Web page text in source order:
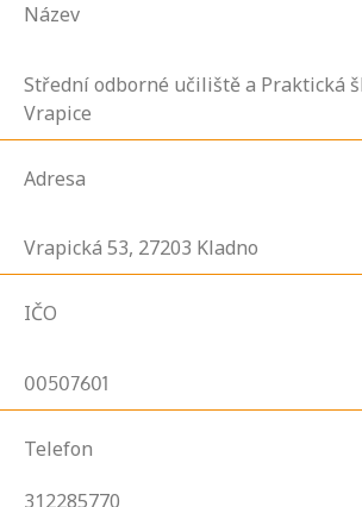
Název
Střední odborné učiliště a Praktická
Vrapice
Adresa
Vrapická 53, 27203 Kladno
IČO
00507601
Telefon
312285770